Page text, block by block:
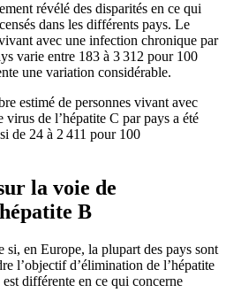
révélé des disparités en ce qui
dans les différents pays. Le
avec une infection chronique par
varie entre 183 à 3 312 pour 100
une variation considérable.
estimé de personnes vivant avec
de l’hépatite C par pays a été
de 24 à 2 411 pour 100
la voie de
B
si, en Europe, la plupart des pays sont
l’objectif d’élimination de l’hépatite
différente en ce qui concerne